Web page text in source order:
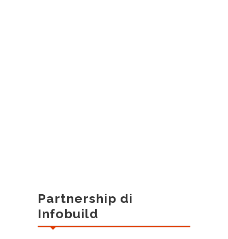
Partnership di
Infobuild